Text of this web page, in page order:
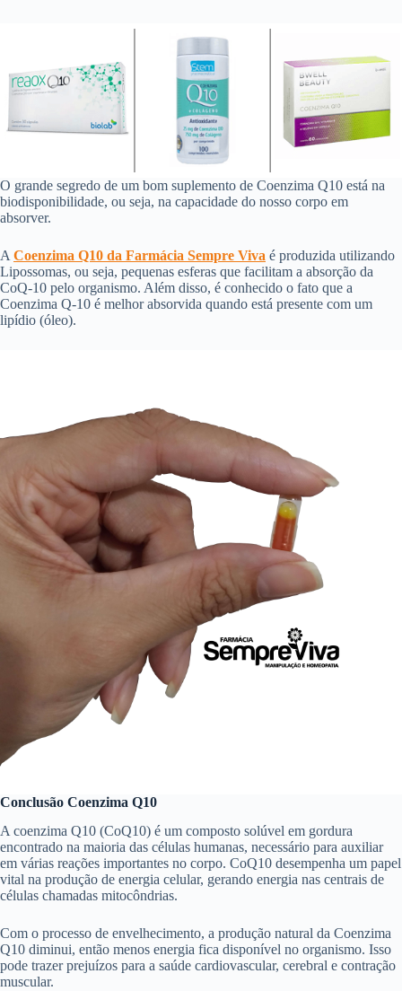
O grande segredo de um bom suplemento de Coenzima Q10 está na
biodisponibilidade, ou seja, na capacidade do nosso corpo em
absorver.
A Coenzima Q10 da Farmácia Sempre Viva é produzida utilizando
Lipossomas, ou seja, pequenas esferas que facilitam a absorção da
CoQ-10 pelo organismo. Além disso, é conhecido o fato que a
Coenzima Q-10 é melhor absorvida quando está presente com um
lipídio (óleo).
Conclusão Coenzima Q10
A coenzima Q10 (CoQ10) é um composto solúvel em gordura
encontrado na maioria das células humanas, necessário para auxiliar
em várias reações importantes no corpo. CoQ10 desempenha um papel
vital na produção de energia celular, gerando energia nas centrais de
células chamadas mitocôndrias.
Com o processo de envelhecimento, a produção natural da Coenzima
Q10 diminui, então menos energia fica disponível no organismo. Isso
pode trazer prejuízos para a saúde cardiovascular, cerebral e contração
muscular.